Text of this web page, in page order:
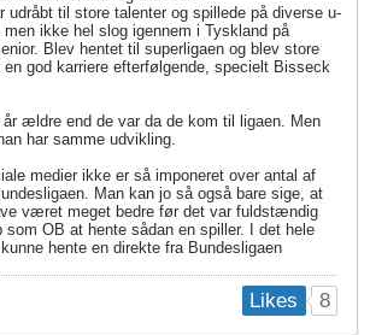
udråbt til store talenter og spillede på diverse u-
men ikke hel slog igennem i Tyskland på
Blev hentet til superligaen og blev store
en god karriere efterfølgende, specielt Bisseck
ældre end de var da de kom til ligaen. Men
har samme udvikling.
medier ikke er så imponeret over antal af
Man kan jo så også bare sige, at
været meget bedre før det var fuldstændig
som OB at hente sådan en spiller. I det hele
hente en direkte fra Bundesligaen
Likes 8